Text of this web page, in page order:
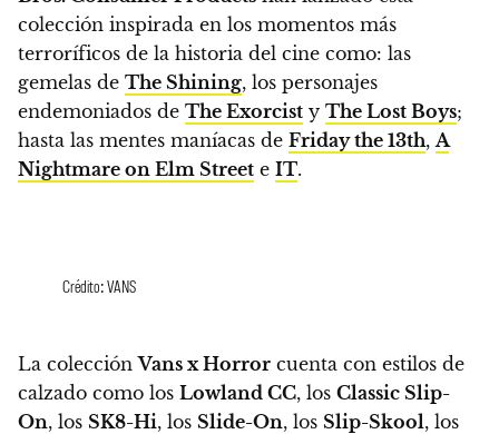
colección inspirada en los momentos más
terroríficos de la historia del cine como: las
gemelas de The Shining, los personajes
endemoniados de The Exorcist y The Lost Boys;
hasta las mentes maníacas de Friday the 13th, A
Nightmare on Elm Street e IT.
Crédito: VANS
La colecciónVans x Horror cuenta con estilos de
calzado como los Lowland CC, los Classic Slip-
On, los SK8-Hi, los Slide-On, los Slip-Skool, los